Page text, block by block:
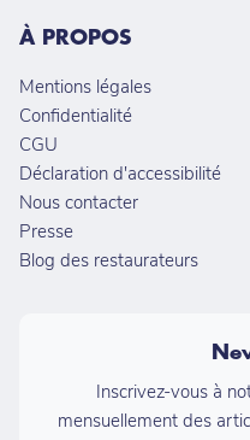
À PROPOS
Mentions légales
Confidentialité
CGU
Déclaration d'accessibilité
Nous contacter
Presse
Blog des restaurateurs
Inscrivez-vous à
mensuellement des